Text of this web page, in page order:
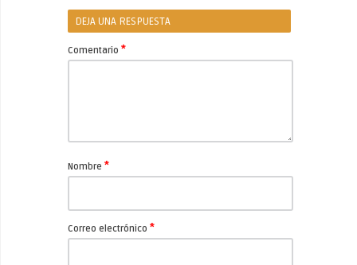
DEJA UNA RESPUESTA
Comentario *
Nombre *
Correo electrónico *